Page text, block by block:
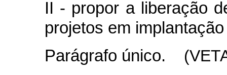
II - propor a liberação
projetos em
Parágrafo único.